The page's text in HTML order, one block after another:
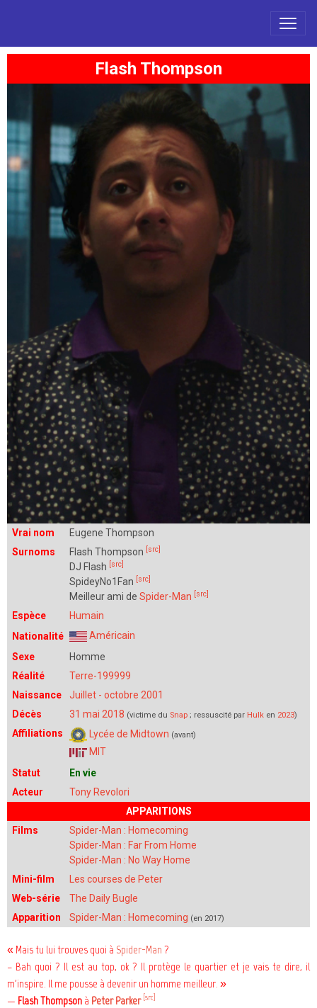
Flash Thompson
Vrai nom
Eugene Thompson
Surnoms
Flash Thompson [src]
DJ Flash [src]
SpideyNo1Fan [src]
Meilleur ami de Spider-Man [src]
Espèce
Humain
Nationalité
Américain
Sexe
Homme
Réalité
Terre-199999
Naissance
Juillet - octobre 2001
Décès
31 mai 2018 (victime du Snap ; ressuscité par Hulk en 2023)
Affiliations Lycée de Midtown (avant)
MIT
Statut
En vie
Acteur
Tony Revolori
APPARITIONS
Films
Spider-Man : Homecoming
Spider-Man : Far From Home
Spider-Man : No Way Home
Mini-film
Les courses de Peter
Web-série
The Daily Bugle
Apparition
Spider-Man : Homecoming (en 2017)
« Mais tu lui trouves quoi à Spider-Man ?
– Bah quoi ? Il est au top, ok ? Il protège le quartier et je vais te dire, il
m'inspire. Il me pousse à devenir un homme meilleur. »
— Flash Thompson à Peter Parker [src]